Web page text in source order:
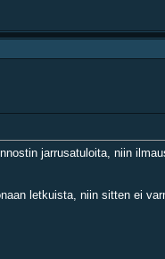
jarrusatuloita, niin
letkuista, niin sitten ei